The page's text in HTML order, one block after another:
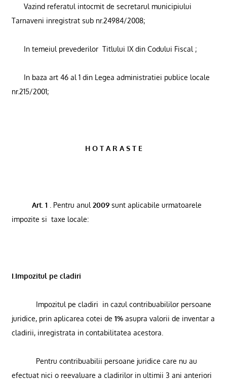
Vazind referatul intocmit de secretarul municipiului
Tarnaveni inregistrat sub nr.24984/2008;
In temeiul prevederilor Titlului IX din Codului Fiscal ;
In baza art 46 al 1 din Legea administratiei publice locale
nr.215/2001;
H O T A R A S T E
Art. 1 . Pentru anul 2009sunt aplicabile urmatoarele
impozite si taxe locale:
I.Impozitul pe cladiri
Impozitul pe cladiri in cazul contribuabililor persoane
juridice, prin aplicarea cotei de 1%asupra valorii de inventar a
cladirii, inregistrata in contabilitatea acestora.
Pentru contribuabilii persoane juridice care nu au
efectuat nici o reevaluare a cladirilor in ultimii 3 ani anteriori